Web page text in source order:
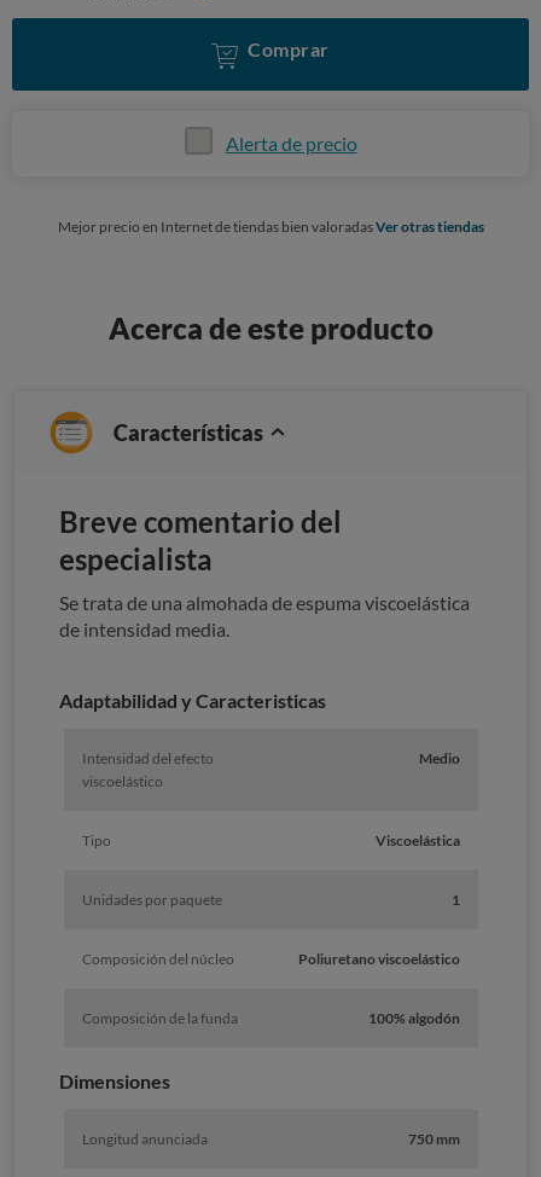
Comprar
Alerta de precio
Mejor precio en Internet de tiendas bien valoradasVer otras tiendas
Acerca de este producto
Características
Breve comentario del
especialista
Se trata de una almohada de espuma viscoelástica
de intensidad media.
Adaptabilidad y Caracteristicas
Intensidad del efecto
viscoelástico
Medio
Tipo Viscoelástica
Unidades por paquete 1
Composición del núcleo Poliuretano viscoelástico
Composición de la funda 100% algodón
Dimensiones
Longitud anunciada 750 mm